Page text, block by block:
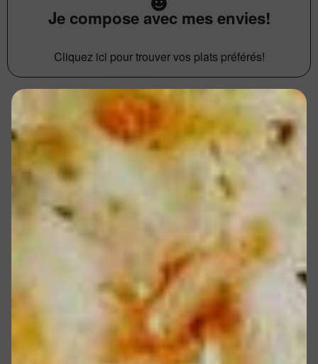
Je compose avec mes envies!
Cliquez ici pour trouver vos plats préférés!